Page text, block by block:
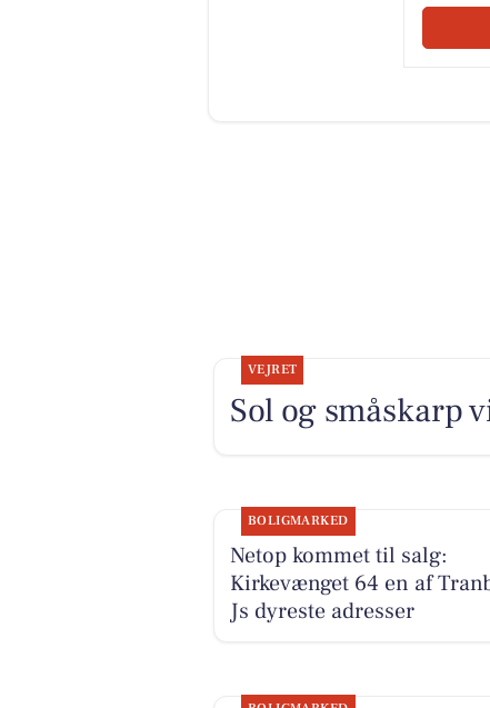
VEJRET
Sol og småskarp
BOLIGMARKED
Netop kommet til salg:
Kirkevænget 64 en af
Js dyreste adresser